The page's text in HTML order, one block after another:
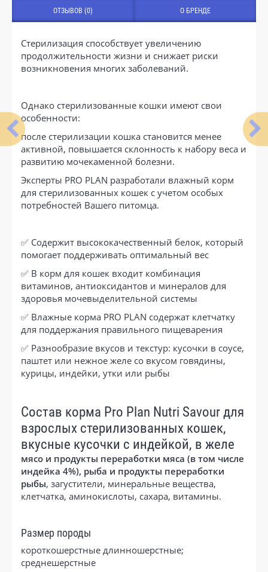
ОТЗЫВОВ (0) О БРЕНДЕ
Стерилизация способствует увеличению
продолжительности жизни и снижает риски
возникновения многих заболеваний.
Однако стерилизованные кошки имеют свои
особенности:
после стерилизации кошка становится менее
активной, повышается склонность к набору веса и
развитию мочекаменной болезни.
Эксперты PRO PLAN разработали влажный корм
для стерилизованных кошек с учетом особых
потребностей Вашего питомца.
✅ Содержит высококачественный белок, который
помогает поддерживать оптимальный вес
✅ В корм для кошек входит комбинация
витаминов, антиоксидантов и минералов для
здоровья мочевыделительной системы
✅ Влажные корма PRO PLAN содержат клетчатку
для поддержания правильного пищеварения
✅ Разнообразие вкусов и текстур: кусочки в соусе,
паштет или нежное желе со вкусом говядины,
курицы, индейки, утки или рыбы
Состав корма Pro Plan Nutri Savour для
взрослых стерилизованных кошек,
вкусные кусочки с индейкой, в желе
мясо и продукты переработки мяса (в том числе
индейка 4%), рыба и продукты переработки
рыбы, загустители, минеральные вещества,
клетчатка, аминокислоты, сахара, витамины.
Размер породы
короткошерстные длинношерстные;
среднешерстные